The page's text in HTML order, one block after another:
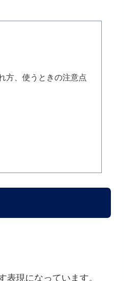
方、使うときの注意点
表現になっています。